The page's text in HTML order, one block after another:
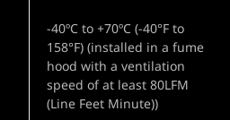
-40ºC to +70ºC (-40°F to
158°F) (installed in a fume
hood with a ventilation
speed of at least 80LFM
(Line Feet Minute))